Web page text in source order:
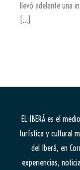
llevó adelante una
[…]
EL IBERÁes el
turística y cultural
del Iberá, en
experiencias,